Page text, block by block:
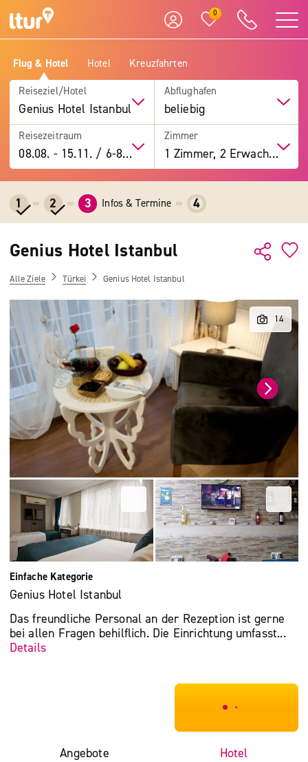
0
Flug & Hotel Hotel Kreuzfahrten
Reiseziel/Hotel
Genius Hotel Istanbul
Abflughafen
beliebig
Reisezeitraum
08.08. -15.11. / 6-8 Tage
Zimmer
1 Zimmer, 2 Erwachsene
1 2 3 Infos & Termine 4
Genius Hotel Istanbul
Alle Ziele Türkei Genius Hotel Istanbul
Einfache Kategorie
Genius Hotel Istanbul
Das freundliche Personal an der Rezeption ist gerne
bei allen Fragen behilflich. Die Einrichtung umfasst...
Details
***************
Angebote Hotel